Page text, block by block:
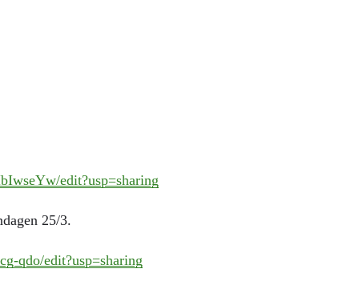
edit?usp=sharing
25/3.
qdo/edit?usp=sharing